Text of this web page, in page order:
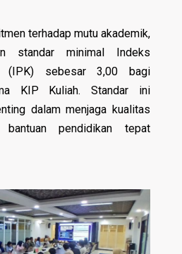
terhadap mutu akademik,
standar minimal Indeks
(IPK) sebesar 3,00 bagi
KIP Kuliah. Standar ini
dalam menjaga kualitas
pendidikan tepat